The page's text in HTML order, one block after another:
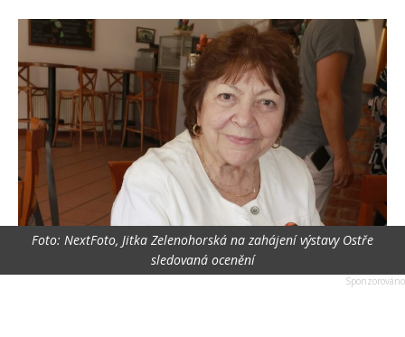
Foto: NextFoto, Jitka Zelenohorská na zahájení výstavy Ostře
sledovaná ocenění